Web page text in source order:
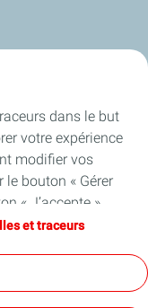
dans le but
votre expérience
modifier vos
bouton « Gérer
« J’accepte »,
cookies. Dans le
du site
vous pouvez
et traceurs